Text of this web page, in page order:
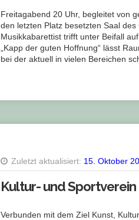
Freitagabend 20 Uhr, begleitet von
den letzten Platz besetzten Saal
Musikkabarettist trifft unter Beifall
„Kapp der guten Hoffnung“ lässt
bei der aktuell in vielen Bereichen
Zuletzt aktualisiert: 15. Oktober
Kultur- und
Verbunden mit dem Ziel Kunst,